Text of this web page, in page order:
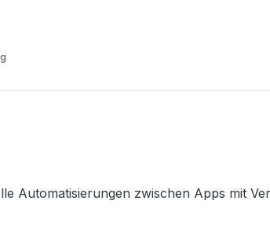
Automatisierungen zwischen Apps mit